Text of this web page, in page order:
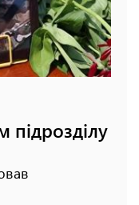
підрозділу